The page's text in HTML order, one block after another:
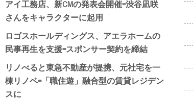
アイ工務店、新CMの発表会開催=渋谷凪咲
さんをキャラクターに起用
ロゴスホールディングス、アエラホームの
民事再生を支援=スポンサー契約を締結
リノべると東急不動産が提携、元社宅を一
棟リノベ=「職住遊」融合型の賃貸レジデン
スに